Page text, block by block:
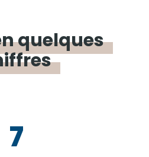
quelques
7